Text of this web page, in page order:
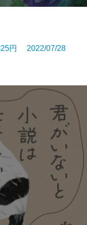
円 2022/07/28